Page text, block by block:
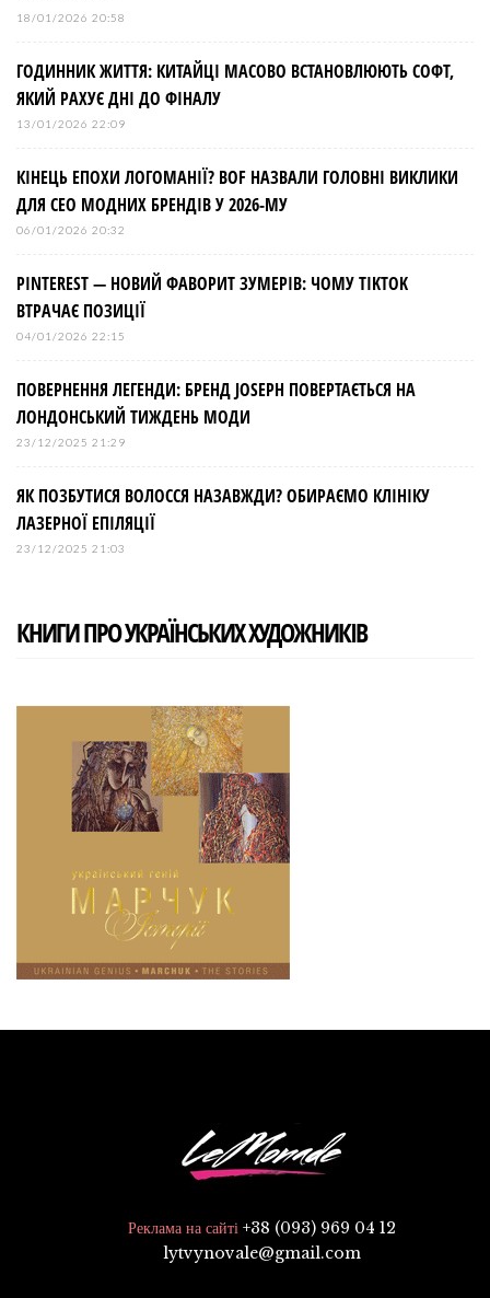
18/01/2026 20:58
ГОДИННИК ЖИТТЯ: КИТАЙЦІ МАСОВО ВСТАНОВЛЮЮТЬ СОФТ,
ЯКИЙ РАХУЄ ДНІ ДО ФІНАЛУ
13/01/2026 22:09
КІНЕЦЬ ЕПОХИ ЛОГОМАНІЇ? BOF НАЗВАЛИ ГОЛОВНІ ВИКЛИКИ
ДЛЯ СЕО МОДНИХ БРЕНДІВ У 2026-МУ
06/01/2026 20:32
PINTEREST — НОВИЙ ФАВОРИТ ЗУМЕРІВ: ЧОМУ TIKTOK
ВТРАЧАЄ ПОЗИЦІЇ
04/01/2026 22:15
ПОВЕРНЕННЯ ЛЕГЕНДИ: БРЕНД JOSEPH ПОВЕРТАЄТЬСЯ НА
ЛОНДОНСЬКИЙ ТИЖДЕНЬ МОДИ
23/12/2025 21:29
ЯК ПОЗБУТИСЯ ВОЛОССЯ НАЗАВЖДИ? ОБИРАЄМО КЛІНІКУ
ЛАЗЕРНОЇ ЕПІЛЯЦІЇ
23/12/2025 21:03
КНИГИ ПРО УКРАЇНСЬКИХ ХУДОЖНИКІВ
Реклама на сайті +38 (093) 969 04 12
lytvynovale@gmail.com